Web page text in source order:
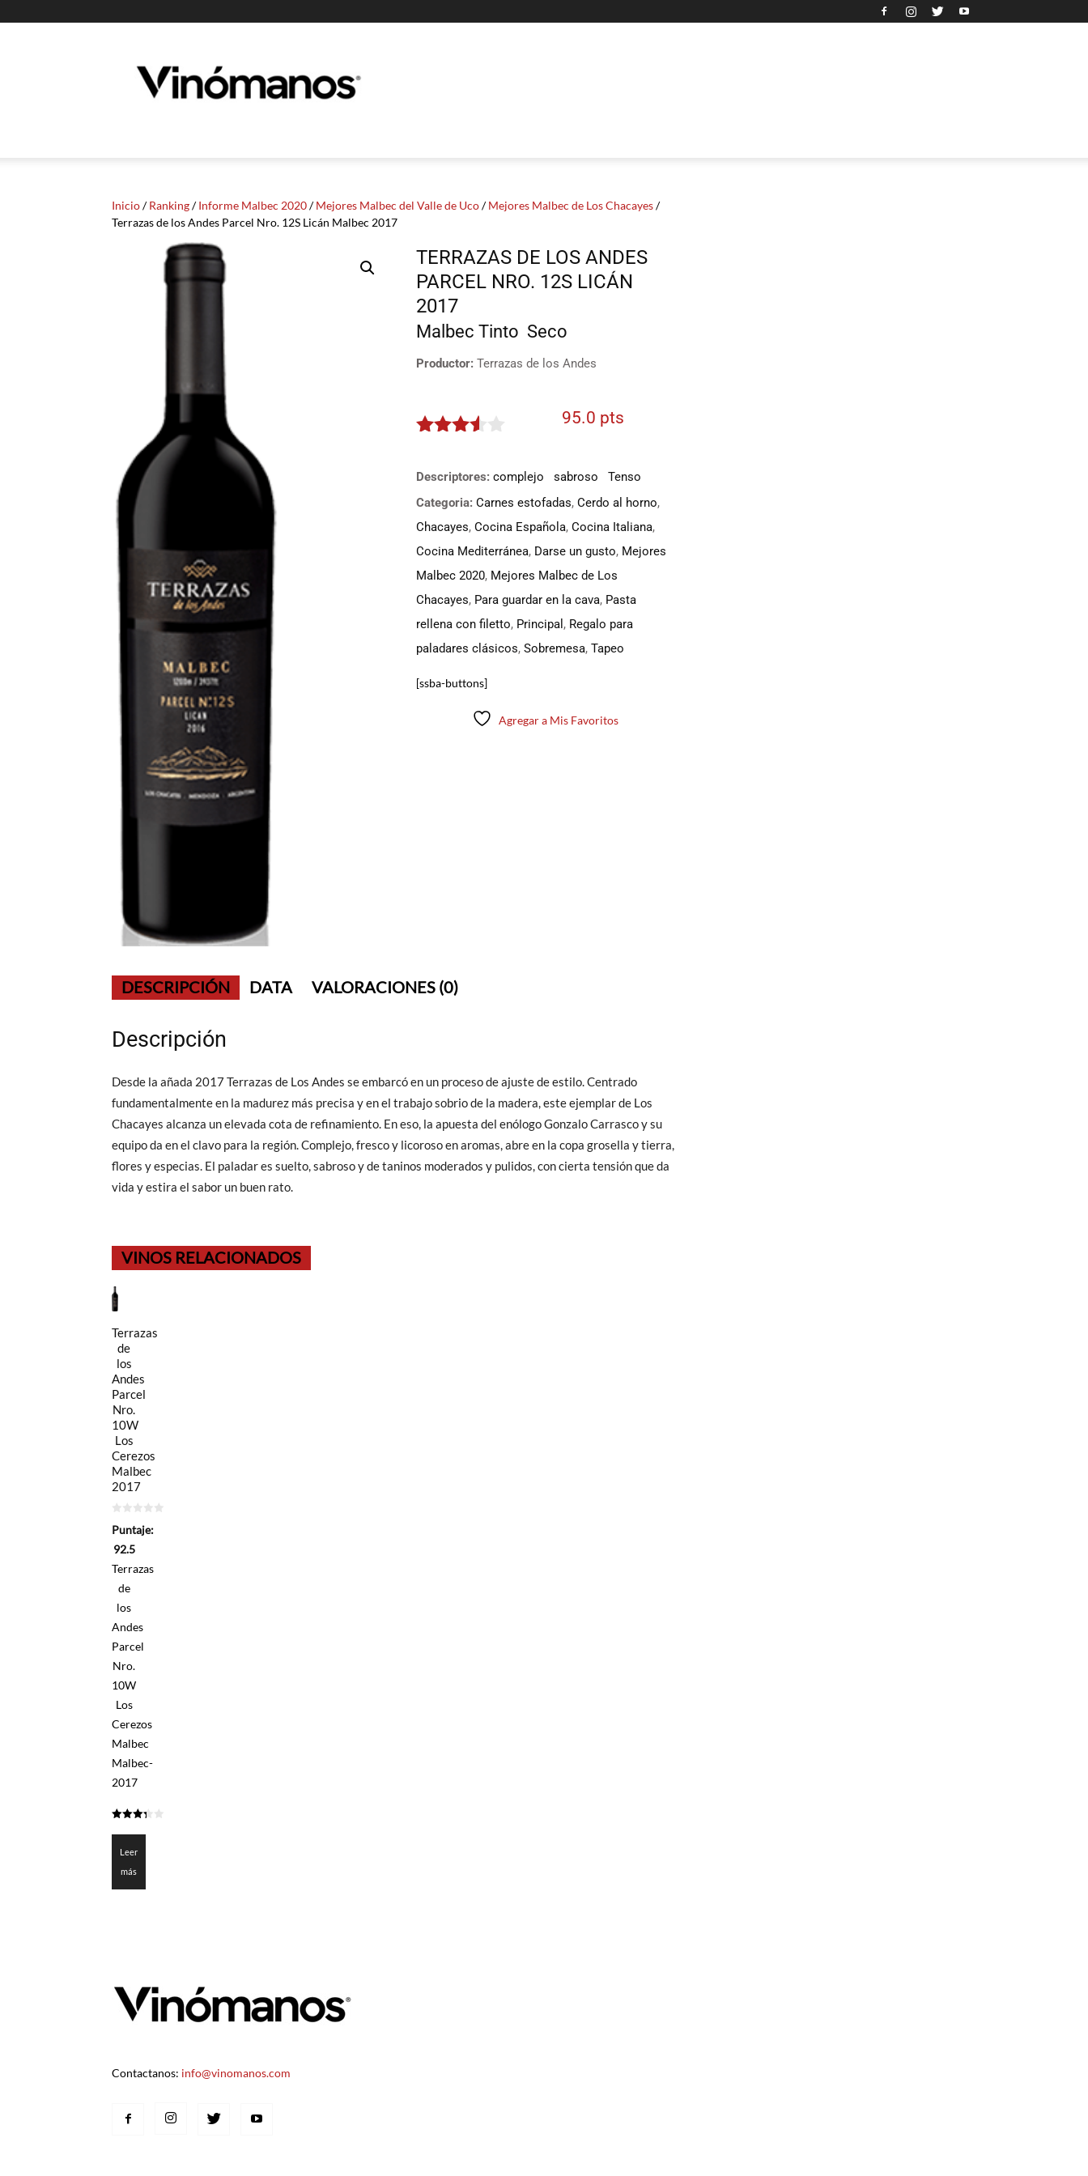
Vinomanos
Inicio/Ranking/Informe Malbec 2020/Mejores Malbec del Valle de Uco/Mejores Malbec de Los Chacayes/
Terrazas de los Andes Parcel Nro. 12S Licán Malbec 2017
TERRAZAS DE LOS ANDES
PARCEL NRO. 12S LICÁN
2017
Malbec Tinto Seco
Productor: Terrazas de los Andes
95.0 pts
Descriptores: complejo sabroso
Tenso
Categoria: Carnes estofadas, Cerdo al horno,
Chacayes, Cocina Española, Cocina Italiana,
Cocina Mediterránea, Darse un gusto, Mejores
Malbec 2020, Mejores Malbec de Los
Chacayes, Para guardar en la cava, Pasta
rellena con filetto, Principal , Regalo para
paladares clásicos, Sobremesa, Tapeo
[ssba-buttons]
Agregar a Mis Favoritos
DESCRIPCIÓN DATA VALORACIONES (0)
Descripción
Desde la añada 2017 Terrazas de Los Andes se embarcó en un proceso de ajuste de estilo. Centrado
fundamentalmente en la madurez más precisa y en el trabajo sobrio de la madera, este ejemplar de Los
Chacayes alcanza un elevada cota de refinamiento. En eso, la apuesta del enólogo Gonzalo Carrasco y su
equipo da en el clavo para la región. Complejo, fresco y licoroso en aromas, abre en la copa grosella y tierra,
flores y especias. El paladar es suelto, sabroso y de taninos moderados y pulidos, con cierta tensión que da
vida y estira el sabor un buen rato.
VINOS RELACIONADOS
Terrazas
de
los
Andes
Parcel
Nro.
10W
Los
Cerezos
Malbec
2017
de
Puntaje:
92.5
Terrazas
de
los
Andes
Parcel
Nro.
10W
Los
Cerezos
Malbec
Malbec-
2017
de 5
Leer
más
Contactanos: info@vinomanos.com